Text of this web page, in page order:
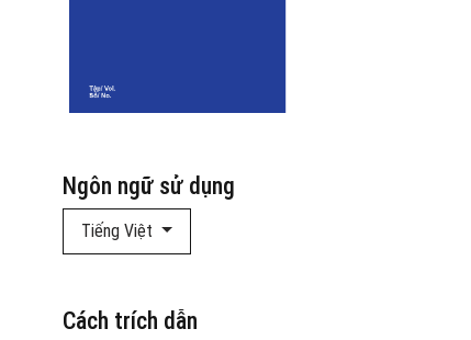
Ngôn ngữ sử dụng
Tiếng Việt
Cách trích dẫn